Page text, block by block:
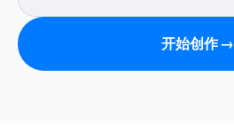
开始创作 →